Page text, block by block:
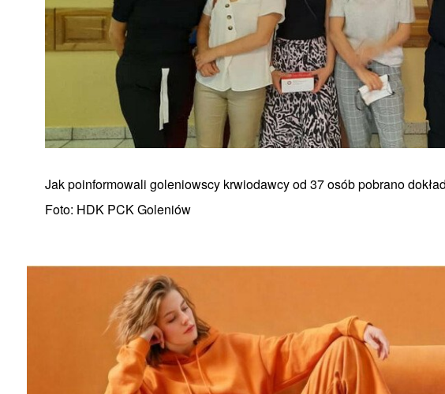
Jak poinformowali goleniowscy krwiodawcy od 37 osób pobrano
Foto: HDK PCK Goleniów